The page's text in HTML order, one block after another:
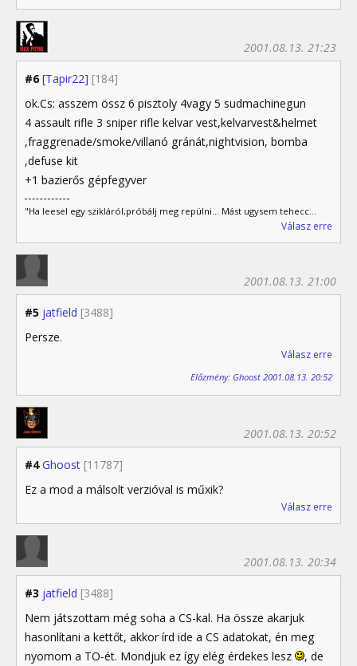
#6 [Tapir22] [184]
2001.08.13. 21:23
ok.Cs: asszem össz 6 pisztoly 4vagy 5 sudmachinegun
4 assault rifle 3 sniper rifle kelvar vest,kelvarvest&helmet
,fraggrenade/smoke/villanó gránát,nightvision, bomba
,defuse kit
+1 bazierős gépfegyver
"Ha leesel egy szikláról,próbálj meg repülni... Mást ugysem tehecc...
Válasz erre
#5 jatfield [3488]
2001.08.13. 21:00
Persze.
Válasz erre
Előzmény: Ghoost 2001.08.13. 20:52
#4 Ghoost [11787]
2001.08.13. 20:52
Ez a mod a málsolt verzióval is műxik?
Válasz erre
#3 jatfield [3488]
2001.08.13. 20:34
Nem játszottam még soha a CS-kal. Ha össze akarjuk
hasonlítani a kettőt, akkor írd ide a CS adatokat, én meg
nyomom a TO-ét. Mondjuk ez így elég érdekes lesz
, de